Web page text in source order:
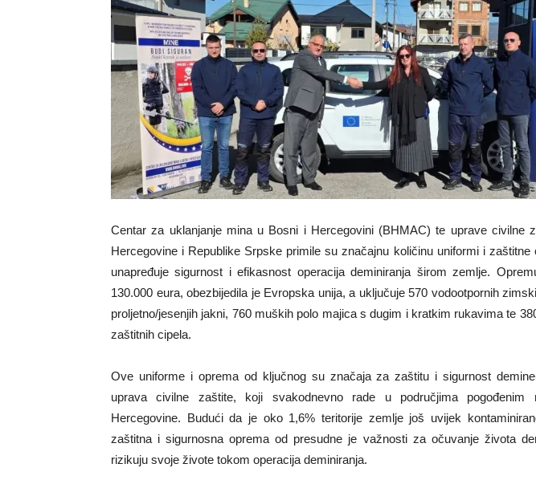
Centar za uklanjanje mina u Bosni i Hercegovini (BHMAC) te uprave civilne
Hercegovine i Republike Srpske primile su značajnu količinu uniformi i
unapređuje sigurnost i efikasnost operacija deminiranja širom zemlje.
130.000 eura, obezbijedila je Evropska unija, a uključuje 570 vodootpornih
proljetno/jesenjih jakni, 760 muških polo majica s dugim i kratkim rukavima te
zaštitnih cipela.
Ove uniforme i oprema od ključnog su značaja za zaštitu i sigurnost
uprava civilne zaštite, koji svakodnevno rade u područjima
Hercegovine. Budući da je oko 1,6% teritorije zemlje još uvijek
zaštitna i sigurnosna oprema od presudne je važnosti za očuvanje života
rizikuju svoje živote tokom operacija deminiranja.